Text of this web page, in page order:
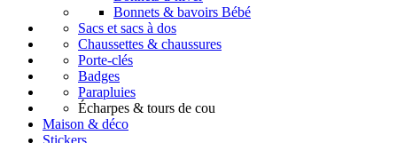
Bonnets & bavoirs Bébé
Sacs et sacs à dos
Chaussettes & chaussures
Porte-clés
Badges
Parapluies
Écharpes & tours de cou
Maison & déco
Stickers